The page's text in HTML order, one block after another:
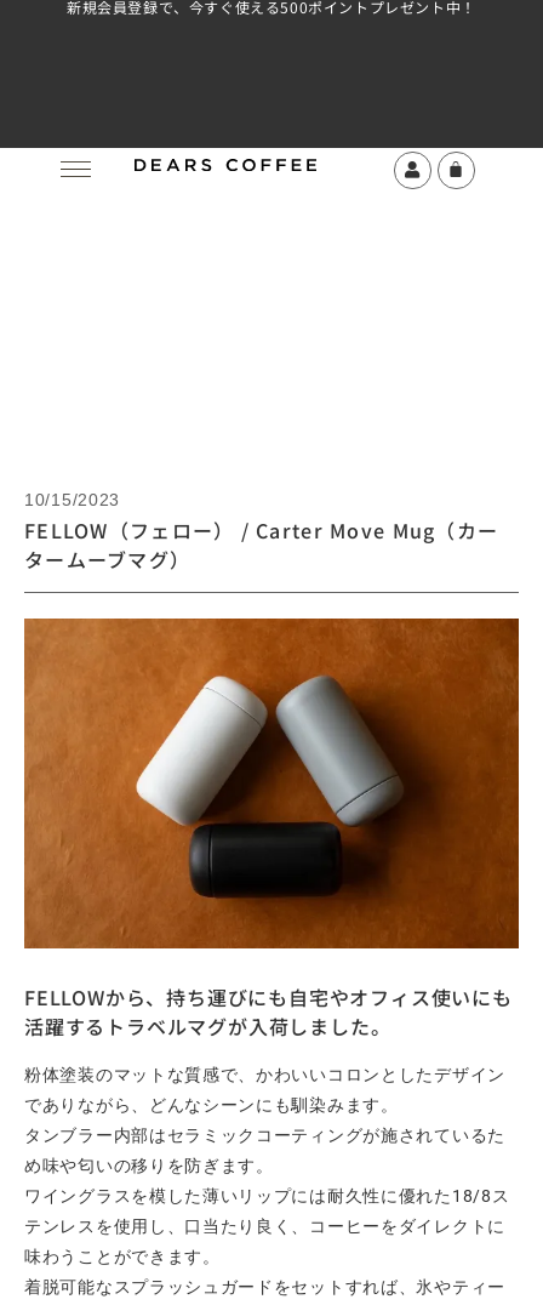
新規会員登録で、今すぐ使える500ポイントプレゼント中！
10/15/2023
FELLOW（フェロー） / Carter Move Mug（カー
タームーブマグ）
FELLOWから、持ち運びにも自宅やオフィス使いにも
活躍するトラベルマグが入荷しました。
粉体塗装のマットな質感で、かわいいコロンとしたデザイン
でありながら、どんなシーンにも馴染みます。
タンブラー内部はセラミックコーティングが施されているた
め味や匂いの移りを防ぎます。
ワイングラスを模した薄いリップには耐久性に優れた18/8ス
テンレスを使用し、口当たり良く、コーヒーをダイレクトに
味わうことができます。
着脱可能なスプラッシュガードをセットすれば、氷やティー